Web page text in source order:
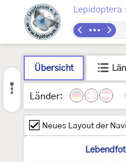
Lepidoptera
Übersicht
Länder:
Neues Layout der